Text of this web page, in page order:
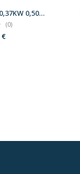
MOTOR CANTONI 0,37KW 0,50CV 3000 B5 T71 230/400 IE2
(0)
€